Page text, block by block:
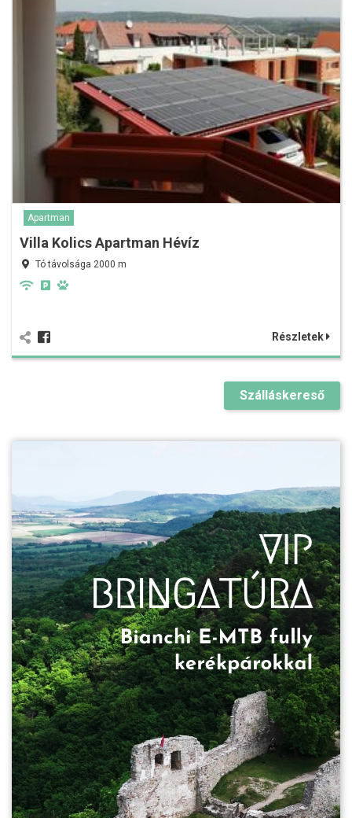
Apartman
Villa Kolics Apartman Hévíz
Tó távolsága 2000 m
Részletek
Szálláskereső